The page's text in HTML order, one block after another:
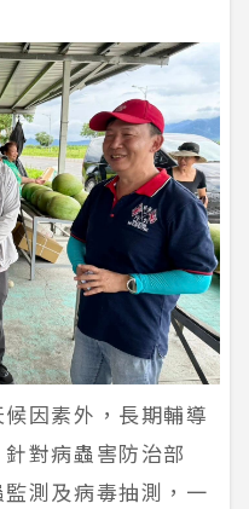
因素外，長期輔導
對病蟲害防治部
測及病毒抽測，一